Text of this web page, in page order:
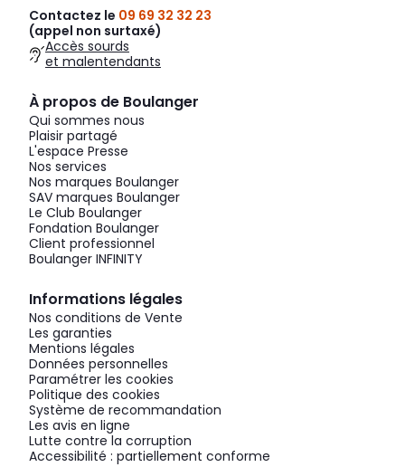
Contactez le 09 69 32 32 23
(appel non surtaxé)
Accès sourds
et malentendants
À propos de Boulanger
Qui sommes nous
Plaisir partagé
L'espace Presse
Nos services
Nos marques Boulanger
SAV marques Boulanger
Le Club Boulanger
Fondation Boulanger
Client professionnel
Boulanger INFINITY
Informations légales
Nos conditions de Vente
Les garanties
Mentions légales
Données personnelles
Paramétrer les cookies
Politique des cookies
Système de recommandation
Les avis en ligne
Lutte contre la corruption
Accessibilité : partiellement conforme